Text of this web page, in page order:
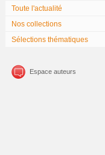
Toute l'actualité
Nos collections
Sélections thématiques
Espace auteurs